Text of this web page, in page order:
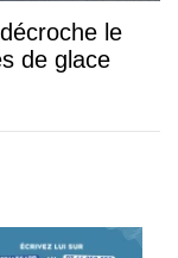
le
de glace